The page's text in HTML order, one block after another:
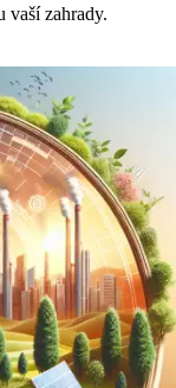
vaší zahrady.